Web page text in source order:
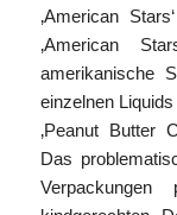
‚American
‚American
amerikanische
einzelnen Liquids
‚Peanut Butter
Das